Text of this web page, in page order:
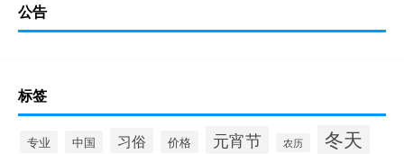
公告
标签
专业 中国 习俗 价格 元宵节 农历 冬天